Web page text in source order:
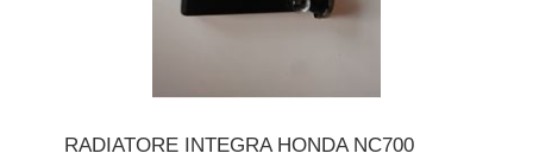
RADIATORE INTEGRA HONDA NC700